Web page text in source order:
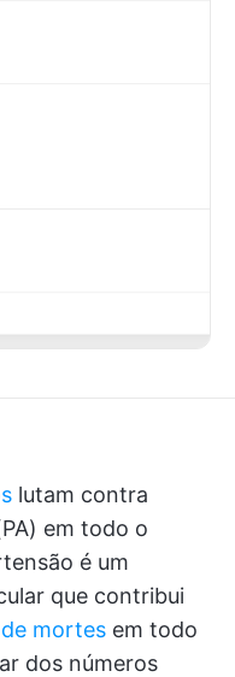
lutam contra
em todo o
é um
que contribui
mortes em todo
dos números